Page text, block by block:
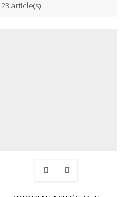
article(s)